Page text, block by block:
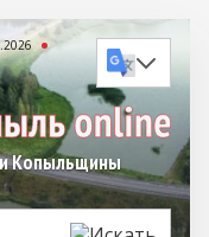
Копыльщины